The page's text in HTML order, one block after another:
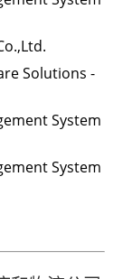
Solutions -
System
System